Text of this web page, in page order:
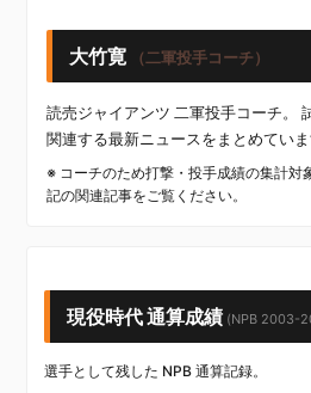
大竹寛 （二軍投手コーチ）
読売ジャイアンツ 二軍投手コーチ。
関連する最新ニュースをまとめていま
※ コーチのため打撃・投手成績の集計対
記の関連記事をご覧ください。
現役時代 通算成績 (NPB 2003-
選手として残した NPB 通算記録。